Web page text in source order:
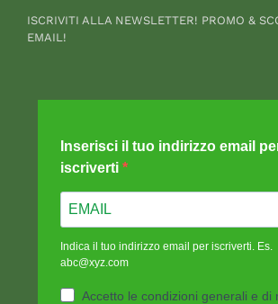
ISCRIVITI ALLA NEWSLETTER! PROMO &
EMAIL!
Inserisci il tuo indirizzo email
iscriverti
Indica il tuo indirizzo email per iscriverti. Es.
abc@xyz.com
Accetto le condizioni generali e di